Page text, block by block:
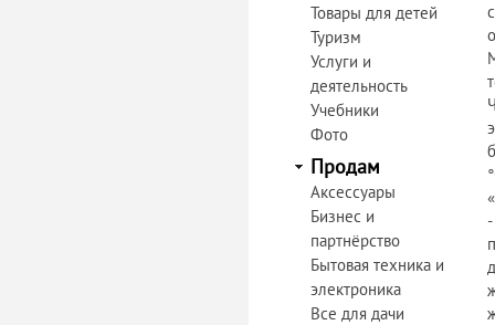
Товары для детей
Туризм
Услуги и
деятельность
Учебники
Фото
Продам
Аксессуары
Бизнес и
партнёрство
Бытовая техника и
электроника
Все для дачи